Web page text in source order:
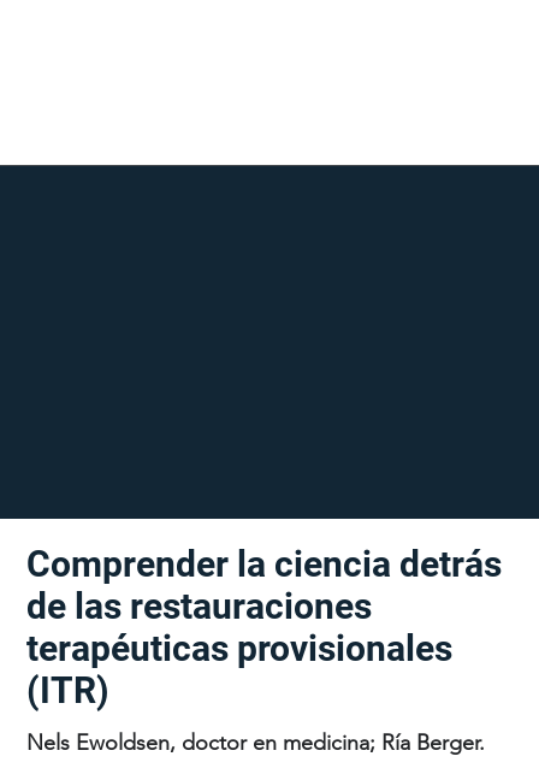
Nels Ewoldsen, doctor en medicina; Ría Berger.
Comprender la ciencia detrás
de las restauraciones
terapéuticas provisionales
(ITR)